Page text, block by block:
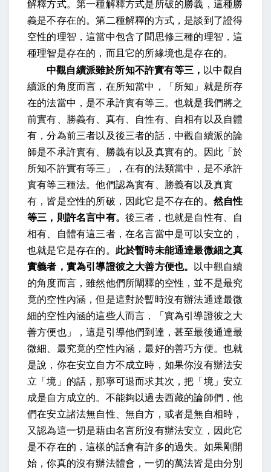
解釋方式。第一種解釋方式是所破的勝義，這種勝
義是不存在的。第二種解釋的方式，是談到了證得
空性的理智，這當中包含了聞思修三種的理智，這
種理智是存在的，而且它的所緣境也是存在的。
中觀自續派雖於所知不許實有等三， 以中觀自
續派的角度而言，在所知當中，「所知」就是所存
在的法當中，是不承許實有等三。也就是我們將之
前實有、勝義有、真有、自性有、自相有以及自體
有，分為前三者以及後三者的話，中觀自續派的論
師是不承許實有、勝義有以及真實有的。因此「於
所知不許實有等三」，在有的法類當中，是不承許
實有等三種法。他們認為實有、勝義有以及真實
有，皆是空性的所破，因此它是不存在的。 然自性
等三，則許名言中有。 後三者，也就是自性有、自
相有、自體有這三者，在名言當中是可以安立的，
也就是它是存在的。 此於暫時未能通達最微細之真
實義者，實為引導證彼之大善方便也。
以中觀自續
的角度而言，雖然他們所闡釋的空性，並不是最究
竟的空性內涵，但是這對於暫時沒有辦法通達最微
細的空性內涵的這些人而言，「實為引導證彼之大
善方便也」，這是引導他們到達，甚至最後通達最
微細、最究竟的空性內涵，最好的善巧方便。也就
是說，你在安立自方不成立時，如果你沒有辦法安
立「境」的話，那寧可退而求其次，把「境」安立
成是自方成立的。不能夠以過去西藏的論師們，他
們在安立諸法無自性、無自方，或者是無自相時，
又認為這一切是藉由名言所沒有辦法安立，因此它
是不存在的，這樣的話會有許多的過失。如果剛開
始，你真的沒有辦法體會，一切的萬法皆是由分別